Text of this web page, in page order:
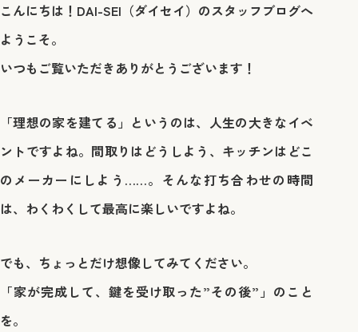
こんにちは！DAI-SEI（ダイセイ）のスタッフブログへ
ようこそ。
いつもご覧いただきありがとうございます！
「理想の家を建てる」というのは、人生の大きなイベ
ントですよね。間取りはどうしよう、キッチンはどこ
のメーカーにしよう……。そんな打ち合わせの時間
は、わくわくして最高に楽しいですよね。
でも、ちょっとだけ想像してみてください。
「家が完成して、鍵を受け取った”その後”」のこと
を。